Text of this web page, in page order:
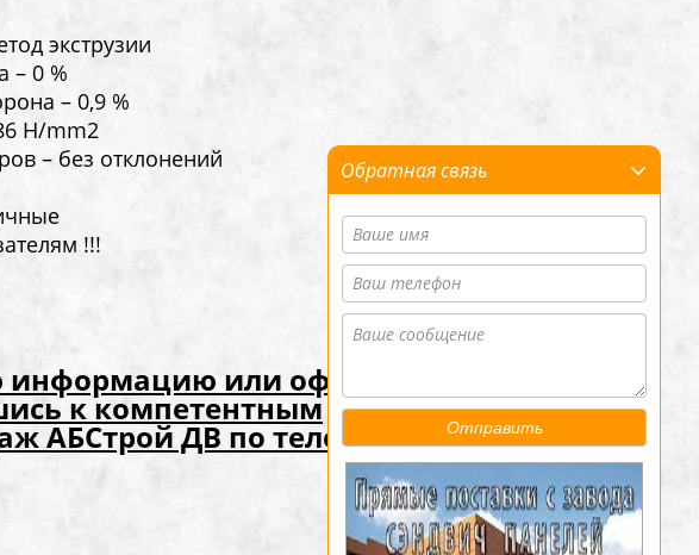
экструзии
– 0 %
– 0,9 %
H/mm2
– без отклонений
!!!
информацию или оформить
к компетентным
АБСтрой ДВ по телефонам,
Обратная связь
Отправить